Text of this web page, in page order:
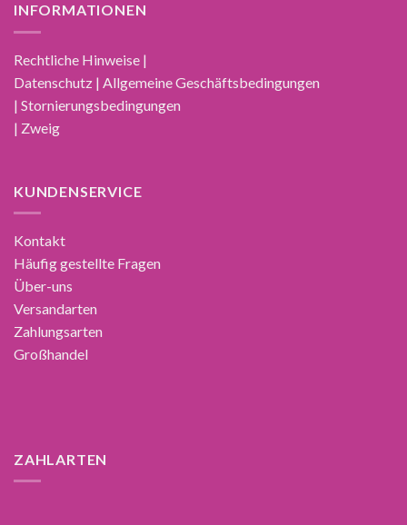
INFORMATIONEN
Rechtliche Hinweise |
Datenschutz | Allgemeine Geschäftsbedingungen
| Stornierungsbedingungen
| Zweig
KUNDENSERVICE
Kontakt
Häufig gestellte Fragen
Über-uns
Versandarten
Zahlungsarten
Großhandel
ZAHLARTEN